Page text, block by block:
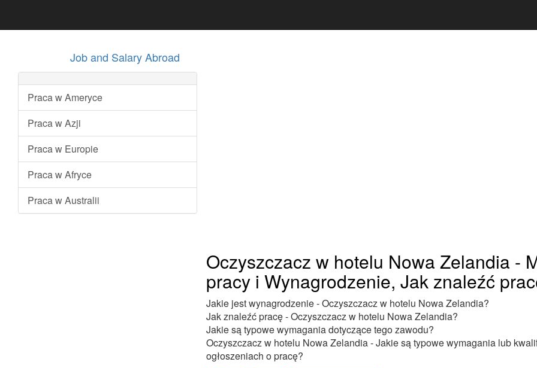
Job and Salary Abroad
Praca w Ameryce
Praca w Azji
Praca w Europie
Praca w Afryce
Praca w Australii
Oczyszczacz w hotelu Nowa Zelandia -
pracy i Wynagrodzenie, Jak znaleźć
Jakie jest wynagrodzenie - Oczyszczacz w hotelu Nowa Zelandia?
Jak znaleźć pracę - Oczyszczacz w hotelu Nowa Zelandia?
Jakie są typowe wymagania dotyczące tego zawodu?
Oczyszczacz w hotelu Nowa Zelandia - Jakie są typowe wymagania lub
ogłoszeniach o pracę?